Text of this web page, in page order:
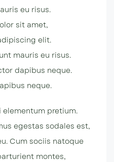
eu risus.
sit amet,
elit.
mauris eu risus.
dapibus neque.
neque.
elementum pretium.
egestas sodales est,
Cum sociis natoque
montes,